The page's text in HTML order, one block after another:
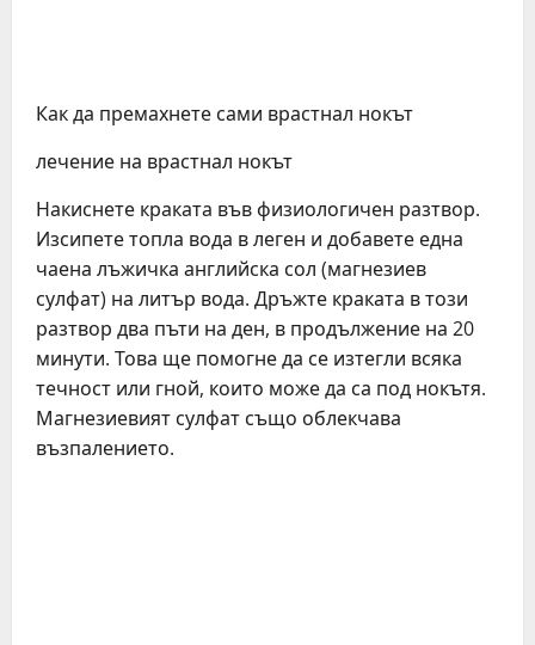
Как да премахнете сами врастнал нокът
лечение на врастнал нокът
Накиснете краката във физиологичен разтвор.
Изсипете топла вода в леген и добавете една
чаена лъжичка английска сол (магнезиев
сулфат) на литър вода. Дръжте краката в този
разтвор два пъти на ден, в продължение на 20
минути. Това ще помогне да се изтегли всяка
течност или гной, които може да са под нокътя.
Магнезиевият сулфат също облекчава
възпалението.